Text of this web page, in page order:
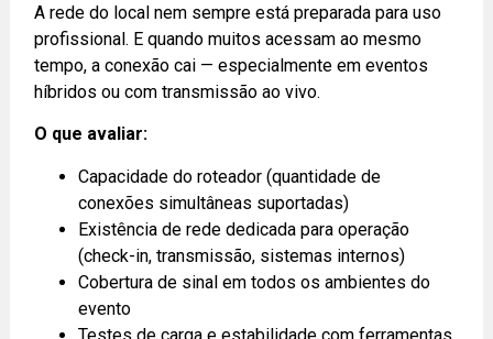
A rede do local nem sempre está preparada para uso
profissional. E quando muitos acessam ao mesmo
tempo, a conexão cai — especialmente em eventos
híbridos ou com transmissão ao vivo.
O que avaliar:
Capacidade do roteador (quantidade de
conexões simultâneas suportadas)
Existência de rede dedicada para operação
(check-in, transmissão, sistemas internos)
Cobertura de sinal em todos os ambientes do
evento
Testes de carga e estabilidade com ferramentas